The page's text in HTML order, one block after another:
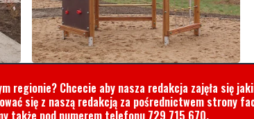
regionie? Chcecie aby nasza redakcja zajęła się
się z naszą redakcją za pośrednictwem strony
także pod numerem telefonu 729 715 670.